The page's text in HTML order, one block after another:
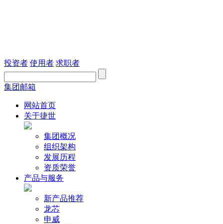
投资者 使用者 求职者
集团邮箱
网站首页
关于捷世
集团概况
组织架构
发展历程
资质荣誉
产品与服务
新产品推荐
龙芯
申威